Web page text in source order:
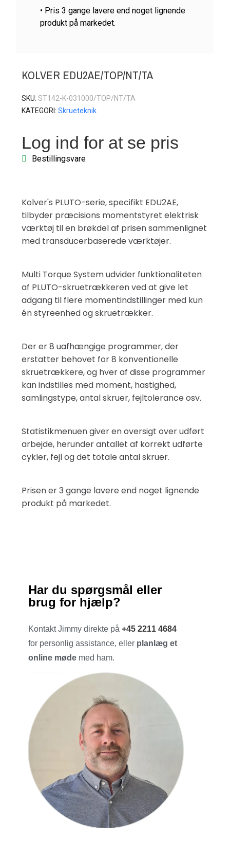
• Pris 3 gange lavere end noget lignende
produkt på markedet.
KOLVER EDU2AE/TOP/NT/TA
SKU ST142-K-031000/TOP/NT/TA
KATEGORI Skrueteknik
Log ind for at se pris
Bestillingsvare
Kolver's PLUTO-serie, specifikt EDU2AE,
tilbyder præcisions momentstyret elektrisk
værktøj til en brøkdel af prisen sammenlignet
med transducerbaserede værktøjer.
Multi Torque System udvider funktionaliteten
af ​​PLUTO-skruetrækkeren ved at give let
adgang til flere momentindstillinger med kun
én styreenhed og skruetrækker.
Der er 8 uafhængige programmer, der
erstatter behovet for 8 konventionelle
skruetrækkere, og hver af disse programmer
kan indstilles med moment, hastighed,
samlingstype, antal skruer, fejltolerance osv.
Statistikmenuen giver en oversigt over udført
arbejde, herunder antallet af korrekt udførte
cykler, fejl og det totale antal skruer.
Prisen er 3 gange lavere end noget lignende
produkt på markedet.
Har du spørgsmål eller
brug for hjælp?
Kontakt Jimmy direkte på+45 2211 4684
for personlig assistance, eller planlæg et
online møde med ham.